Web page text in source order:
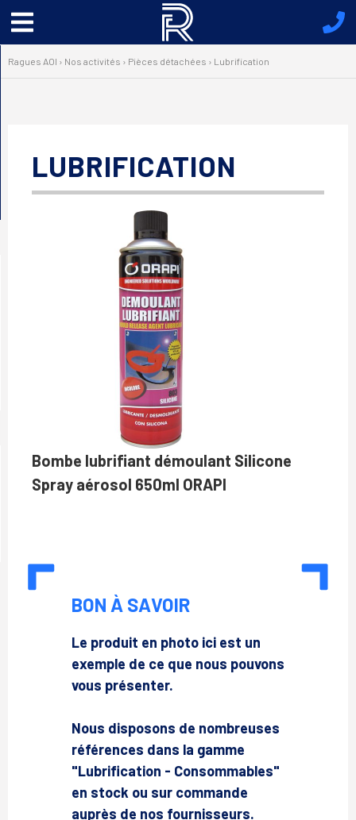
Menu
principal
Ragues AOI › Nos activités › Pièces détachées › Lubrification
LUBRIFICATION
Bombe lubrifiant démoulant Silicone
Spray aérosol 650ml ORAPI
BON À SAVOIR
Le produit en photo ici est un
exemple de ce que nous pouvons
vous présenter.
Nous disposons de nombreuses
références dans la gamme
"Lubrification - Consommables"
en stock ou sur commande
auprès de nos fournisseurs.